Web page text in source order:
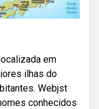
em
ilhas do
Webjst
conhecidos